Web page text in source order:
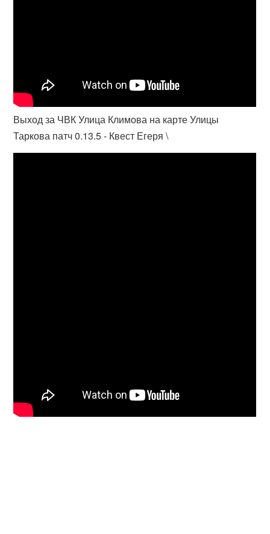
Выход за ЧВК Улица Климова на карте Улицы
Таркова патч 0.13.5 - Квест Егеря \